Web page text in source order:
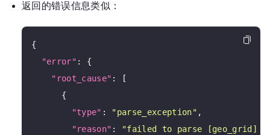
返回的错误信息类似：
{
"error" : {
"root_cause" : [
      {
"type" : "parse_exception" ,
"reason" :
"failed to parse [geo_grid]